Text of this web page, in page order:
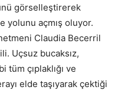
görselleştirerek
yolunu açmış oluyor.
Claudia Becerril
Uçsuz bucaksız,
tüm çıplaklığı ve
elde taşıyarak çektiği